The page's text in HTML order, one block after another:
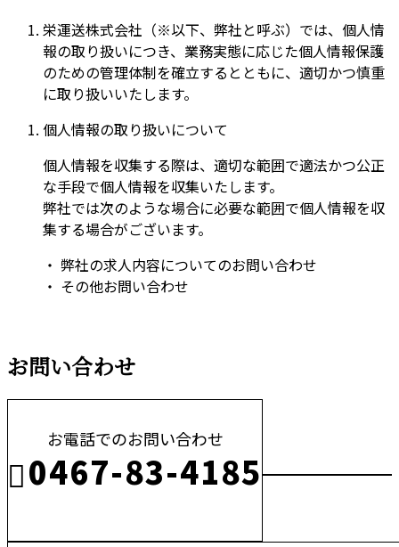
栄運送株式会社（※以下、弊社と呼ぶ）では、個人情
報の取り扱いにつき、業務実態に応じた個人情報保護
のための管理体制を確立するとともに、適切かつ慎重
に取り扱いいたします。
個人情報の取り扱いについて
個人情報を収集する際は、適切な範囲で適法かつ公正
な手段で個人情報を収集いたします。
弊社では次のような場合に必要な範囲で個人情報を収
集する場合がございます。
・ 弊社の求人内容についてのお問い合わせ
・ その他お問い合わせ
お問い合わせ
お電話でのお問い合わせ
0467-83-4185